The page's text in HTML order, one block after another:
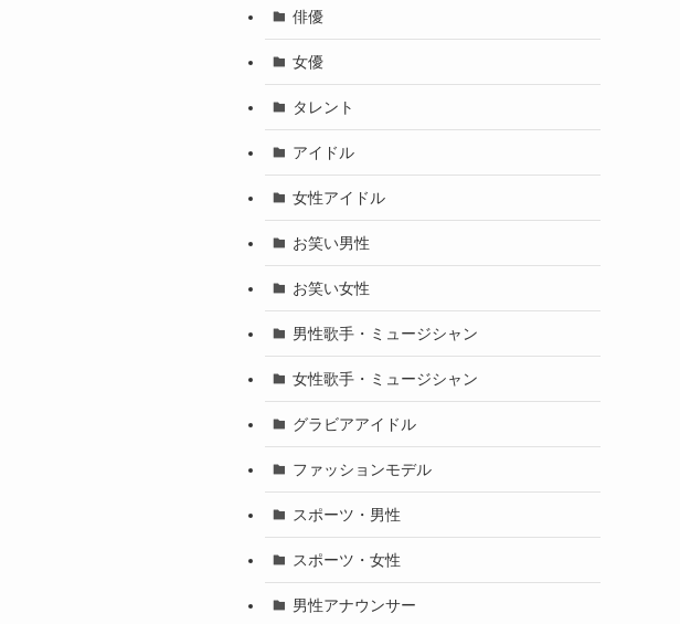
俳優
女優
タレント
アイドル
女性アイドル
お笑い男性
お笑い女性
男性歌手・ミュージシャン
女性歌手・ミュージシャン
グラビアアイドル
ファッションモデル
スポーツ・男性
スポーツ・女性
男性アナウンサー